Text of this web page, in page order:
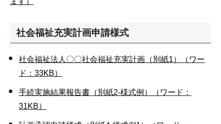
社会福祉充実計画申請様式
社会福祉法人〇〇社会福祉充実計画（別紙1）（ワー
ド：33KB）
手続実施結果報告書（別紙2-様式例）（ワード：
31KB）